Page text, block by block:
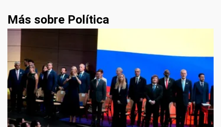
Más sobre Política